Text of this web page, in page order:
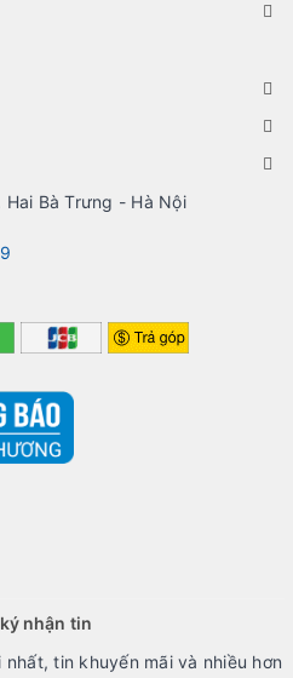
Bà Trưng - Hà Nội
nhận tin
tin khuyến mãi và nhiều hơn